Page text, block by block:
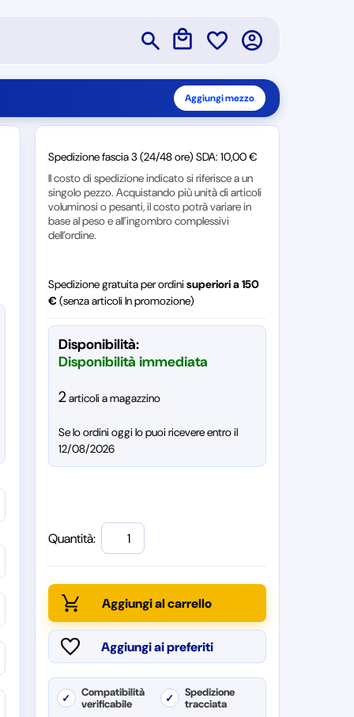
Aggiungi mezzo
Spedizione fascia 3 (24/48 ore) SDA: 10,00 €
Il costo di spedizione indicato si riferisce a un
singolo pezzo. Acquistando più unità di articoli
voluminosi o pesanti, il costo potrà variare in
base al peso e all’ingombro complessivi
dell’ordine.
Spedizione gratuita per ordini superiori a 150
€(senza articoli In promozione)
Disponibilità:
Disponibilità immediata
2articoli a magazzino
Se lo ordini oggi lo puoi ricevere entro il
12/08/2026
Quantità:
✓
Compatibilità
verificabile
✓
Spedizione
tracciata